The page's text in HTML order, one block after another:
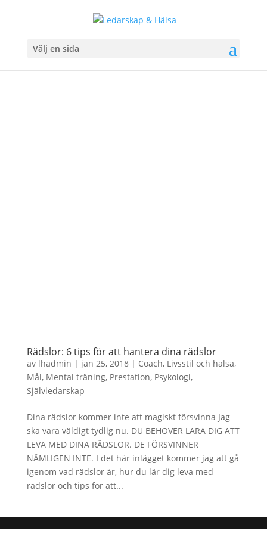
Välj en sida
Rädslor: 6 tips för att hantera dina rädslor
av lhadmin | jan 25, 2018| Coach, Livsstil och hälsa,
Mål, Mental träning, Prestation, Psykologi,
Självledarskap
Dina rädslor kommer inte att magiskt försvinna Jag
ska vara väldigt tydlig nu. DU BEHÖVER LÄRA DIG ATT
LEVA MED DINA RÄDSLOR. DE FÖRSVINNER
NÄMLIGEN INTE. I det här inlägget kommer jag att gå
igenom vad rädslor är, hur du lär dig leva med
rädslor och tips för att...